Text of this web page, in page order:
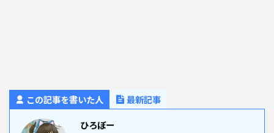
この記事を書いた人
最新記事
ひろぼー